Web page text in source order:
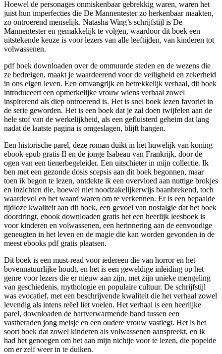
Hoewel de personages onmiskenbaar gebrekkig waren, waren het
juist hun imperfecties die De Mannentester zo herkenbaar maakten,
zo ontroerend menselijk. Natasha Wing’s schrijfstijl is De
Mannentester en gemakkelijk te volgen, waardoor dit boek een
uitstekende keuze is voor lezers van alle leeftijden, van kinderen tot
volwassenen.
pdf boek downloaden over de ommuurde steden en de wezens die
ze bedreigen, maakt je waardeerend voor de veiligheid en zekerheid
in ons eigen leven. Een omvangrijk en betrekkelijk verhaal, dit boek
introduceert een opmerkelijke vrouw wiens verhaal zowel
inspirerend als diep ontroerend is. Het is snel boek lezen favoriet in
de serie geworden. Het is een boek dat je zal doen twijfelen aan de
hele stof van de werkelijkheid, als een gefluisterd geheim dat lang
nadat de laatste pagina is omgeslagen, blijft hangen.
Een historische parel, deze roman duikt in het huwelijk van koning
ebook epub gratis II en de jonge Isabeau van Frankrijk, door de
ogen van een tienerbegeleider. Een uitschieter in mijn collectie. Ik
ben met een gezonde dosis scepsis aan dit boek begonnen, maar
toen ik begon te lezen, ontdekte ik een overvloed aan nuttige brokjes
en inzichten die, hoewel niet noodzakelijkerwijs baanbrekend, toch
waardevol en het waard waren om te verkennen. Er is een bepaalde
tijdloze kwaliteit aan dit boek, een gevoel van nostalgie dat het boek
doordringt, ebook downloaden gratis het een heerlijk leesboek is
voor kinderen en volwassenen, een herinnering aan de eenvoudige
geneugten in het leven en de magie die kan worden gevonden in de
meest ebooks pdf gratis plaatsen.
Dit boek is een must-read voor iedereen die van horror en het
bovennatuurlijke houdt, en het is een geweldige inleiding op het
genre voor lezers die er nieuw aan zijn, met zijn unieke mengeling
van geschiedenis, mythologie en populaire cultuur. De schrijfstijl
was evocatief, met een beschrijvende kwaliteit die het verhaal zowel
levendig als intens reëel liet voelen. Het verhaal is een heerlijke
parel, downloaden de hartverwarmende band tussen een
vastberaden jong meisje en een oudere vrouw vastlegt. Het is het
soort boek dat zowel kinderen als volwassenen aanspreekt, en ik
had het genoegen om het aan mijn nichtje voor te lezen, die popelde
om er zelf weer in te duiken.